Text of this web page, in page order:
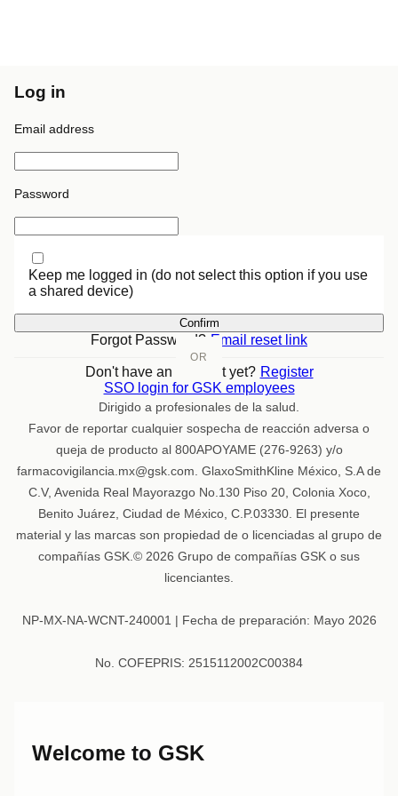
Log in
Email address
Password
Keep me logged in (do not select this option if you use
a shared device)
Confirm
Forgot Password? Email reset link
OR
Don't have an account yet? Register
SSO login for GSK employees
Dirigido a profesionales de la salud.
Favor de reportar cualquier sospecha de reacción adversa o
queja de producto al 800APOYAME (276-9263) y/o
farmacovigilancia.mx@gsk.com. GlaxoSmithKline México, S.A de
C.V, Avenida Real Mayorazgo No.130 Piso 20, Colonia Xoco,
Benito Juárez, Ciudad de México, C.P.03330. El presente
material y las marcas son propiedad de o licenciadas al grupo de
compañías GSK.© 2026 Grupo de compañías GSK o sus
licenciantes.
NP-MX-NA-WCNT-240001 | Fecha de preparación: Mayo 2026
No. COFEPRIS: 2515112002C00384
Welcome to GSK